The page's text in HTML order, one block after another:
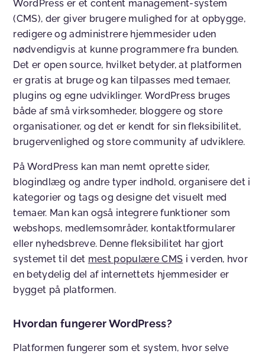
WordPress er et content management-system
(CMS), der giver brugere mulighed for at opbygge,
redigere og administrere hjemmesider uden
nødvendigvis at kunne programmere fra bunden.
Det er open source, hvilket betyder, at platformen
er gratis at bruge og kan tilpasses med temaer,
plugins og egne udviklinger. WordPress bruges
både af små virksomheder, bloggere og store
organisationer, og det er kendt for sin fleksibilitet,
brugervenlighed og store community af udviklere.
På WordPress kan man nemt oprette sider,
blogindlæg og andre typer indhold, organisere det i
kategorier og tags og designe det visuelt med
temaer. Man kan også integrere funktioner som
webshops, medlemsområder, kontaktformularer
eller nyhedsbreve. Denne fleksibilitet har gjort
systemet til det mest populære CMS i verden, hvor
en betydelig del af internettets hjemmesider er
bygget på platformen.
Hvordan fungerer WordPress?
Platformen fungerer som et system, hvor selve